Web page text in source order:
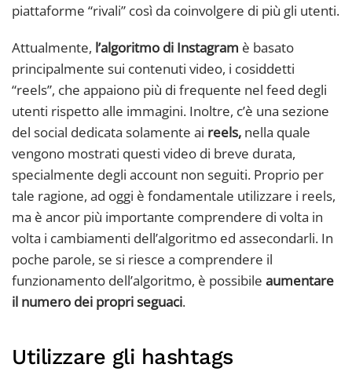
piattaforme “rivali” così da coinvolgere di più gli utenti.
Attualmente, l’algoritmo di Instagram è basato
principalmente sui contenuti video, i cosiddetti
“reels”, che appaiono più di frequente nel feed degli
utenti rispetto alle immagini. Inoltre, c’è una sezione
del social dedicata solamente ai reels, nella quale
vengono mostrati questi video di breve durata,
specialmente degli account non seguiti. Proprio per
tale ragione, ad oggi è fondamentale utilizzare i reels,
ma è ancor più importante comprendere di volta in
volta i cambiamenti dell’algoritmo ed assecondarli. In
poche parole, se si riesce a comprendere il
funzionamento dell’algoritmo, è possibile aumentare
il numero dei propri seguaci.
Utilizzare gli hashtags